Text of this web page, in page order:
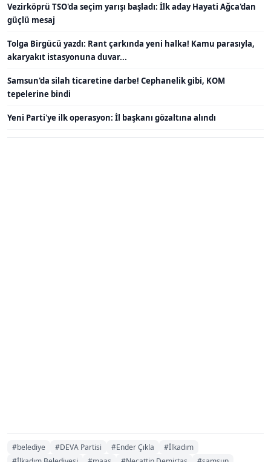
Vezirköprü TSO'da seçim yarışı başladı: İlk aday Hayati Ağca'dan
güçlü mesaj
Tolga Birgücü yazdı: Rant çarkında yeni halka! Kamu parasıyla,
akaryakıt istasyonuna duvar...
Samsun'da silah ticaretine darbe! Cephanelik gibi, KOM
tepelerine bindi
Yeni Parti'ye ilk operasyon: İl başkanı gözaltına alındı
#belediye #DEVA Partisi #Ender Çıkla
#İlkadım